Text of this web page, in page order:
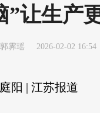
”让生产
霁瑶 2026-02-02 16:54
阳 | 江苏报道